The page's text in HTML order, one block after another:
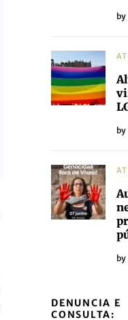
by
by
by
DENUNCIA E
CONSULTA: